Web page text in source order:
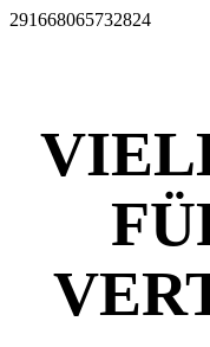
291668065732824